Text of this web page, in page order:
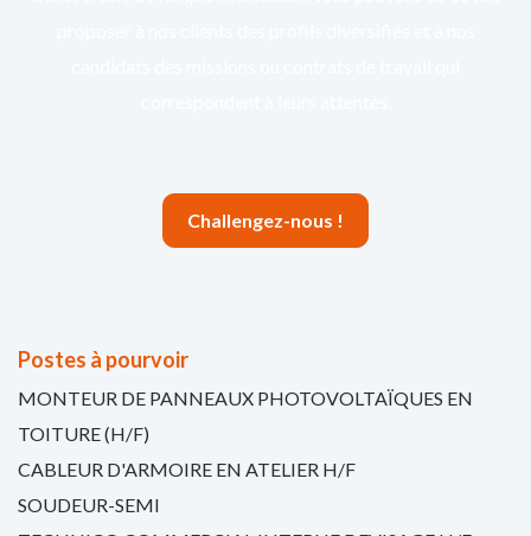
Challengez-nous !
Postes à pourvoir
MONTEUR DE PANNEAUX PHOTOVOLTAÏQUES EN
TOITURE (H/F)
CABLEUR D'ARMOIRE EN ATELIER H/F
SOUDEUR-SEMI